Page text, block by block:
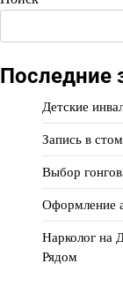
Последние
Детские
Запись в
Выбор
Оформление
Нарколог на
Рядом